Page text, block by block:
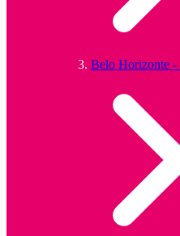
Belo Horizonte -